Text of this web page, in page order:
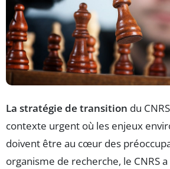
La stratégie de transition du
contexte urgent où les enjeux
doivent être au cœur des
organisme de recherche, le CNRS